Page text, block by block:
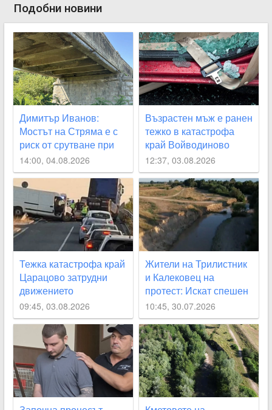
Подобни новини
Димитър Иванов:
Мостът на Стряма е с
риск от срутване при
наводнение
14:00, 04.08.2026
Възрастен мъж е ранен
тежко в катастрофа
край Войводиново
12:37, 03.08.2026
Тежка катастрофа край
Царацово затрудни
движението
09:45, 03.08.2026
Жители на Трилистник
и Калековец на
протест: Искат спешен
ремонт на дигите по
река Стряма
10:45, 30.07.2026